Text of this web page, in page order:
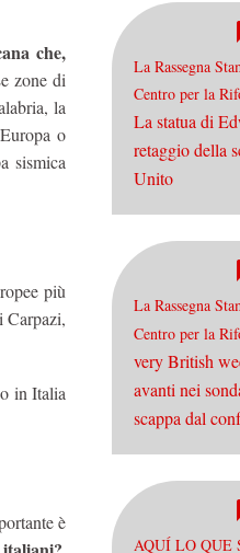
che,
zone di
la
o
sismica
più
Carpazi,
in Italia
è
La Rassegna
Centro per la
La statua di
retaggio della
Unito
La Rassegna
Centro per la
very British
avanti nei
scappa dal
AQUÍ LO QUE